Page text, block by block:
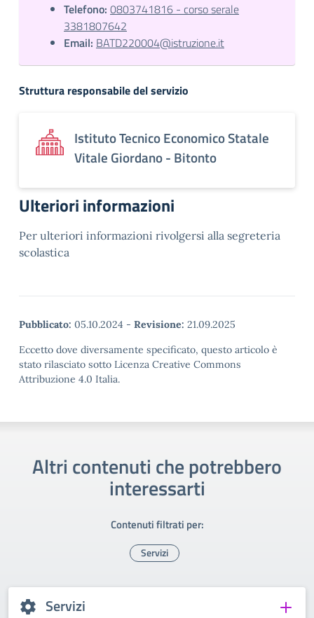
Telefono: 0803741816 - corso serale
3381807642
Email: BATD220004@istruzione.it
Struttura responsabile del servizio
Istituto Tecnico Economico Statale
Vitale Giordano - Bitonto
Ulteriori informazioni
Per ulteriori informazioni rivolgersi alla segreteria
scolastica
Pubblicato: 05.10.2024 - Revisione: 21.09.2025
Eccetto dove diversamente specificato, questo articolo è
stato rilasciato sotto Licenza Creative Commons
Attribuzione 4.0 Italia.
Altri contenuti che potrebbero
interessarti
Contenuti filtrati per:
Servizi
Servizi